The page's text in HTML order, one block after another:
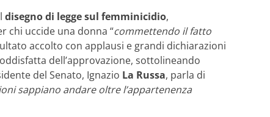
disegno di legge sul femminicidio,
chi uccide una donna “commettendo il fatto
accolto con applausi e grandi dichiarazioni
dell’approvazione, sottolineando
del Senato, Ignazio La Russa, parla di
sappiano andare oltre l’appartenenza